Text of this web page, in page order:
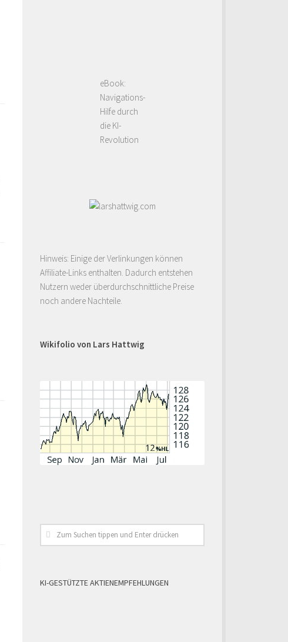
eBook:
Navigations-
Hilfe durch
die KI-
Revolution
Hinweis: Einige der Verlinkungen können
Affiliate-Links enthalten. Dadurch entstehen
Nutzern weder überdurchschnittliche Preise
noch andere Nachteile.
Wikifolio von Lars Hattwig
KI-GESTÜTZTE AKTIENEMPFEHLUNGEN